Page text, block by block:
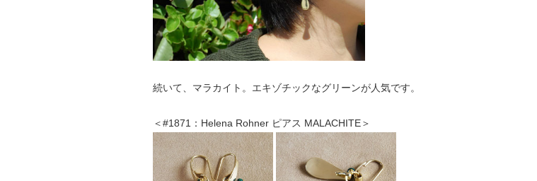
続いて、マラカイト。エキゾチックなグリーンが人気です。
＜#1871：Helena Rohner ピアス MALACHITE＞